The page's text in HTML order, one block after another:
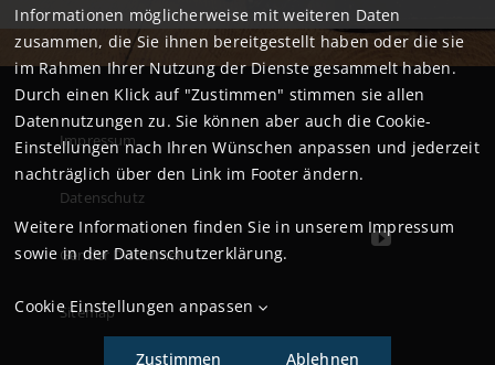
Impressum
Datenschutz
Gender Disclaimer
Sitemap
Informationen möglicherweise mit weiteren Daten
zusammen, die Sie ihnen bereitgestellt haben oder die sie
im Rahmen Ihrer Nutzung der Dienste gesammelt haben.
Durch einen Klick auf "Zustimmen" stimmen sie allen
Datennutzungen zu. Sie können aber auch die Cookie-
Einstellungen nach Ihren Wünschen anpassen und jederzeit
nachträglich über den Link im Footer ändern.
Weitere Informationen finden Sie in unserem Impressum
sowie in der Datenschutzerklärung.
Cookie Einstellungen anpassen
Zustimmen Ablehnen